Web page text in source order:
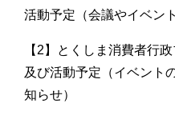
活動予定（会議やイベン
【2】とくしま消費者行
及び活動予定（イベント
知らせ）